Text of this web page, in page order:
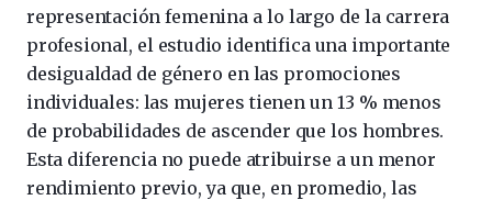
representación femenina a lo largo de la carrera
profesional, el estudio identifica una importante
desigualdad de género en las promociones
individuales: las mujeres tienen un 13 % menos
de probabilidades de ascender que los hombres.
Esta diferencia no puede atribuirse a un menor
rendimiento previo, ya que, en promedio, las